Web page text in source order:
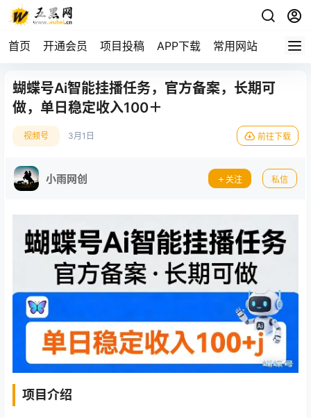
首页 开通会员 项目投稿 APP下载 常用网站
蝴蝶号Ai智能挂播任务，官方备案，长期可
做，单日稳定收入100＋
视频号 3月1日 前往下载
小雨网创 关注 私信
项目介绍